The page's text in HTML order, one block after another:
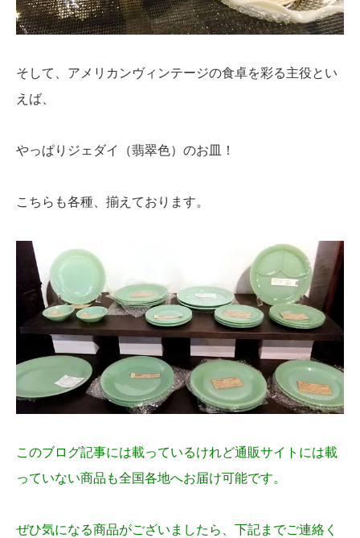
そして、アメリカンヴィンテージの食卓を彩る主役とい
えば、
やっぱりジェダイ（翡翠色）のお皿！
こちらも各種、揃えております。
このブログ記事には載っているけれど通販サイトには載
っていない商品も全国各地へお届け可能です。
ぜひ気になる商品がございましたら、下記までご連絡く